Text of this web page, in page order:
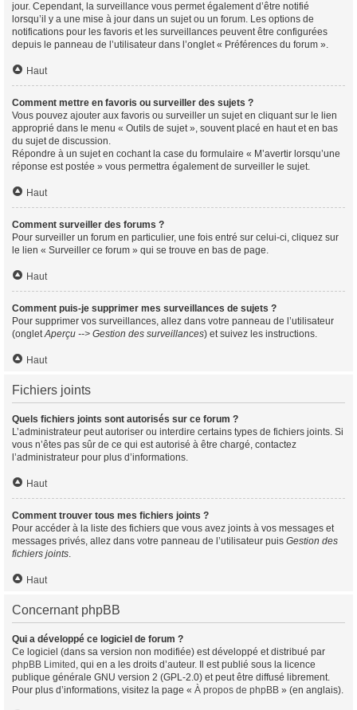
jour. Cependant, la surveillance vous permet également d’être notifié
lorsqu’il y a une mise à jour dans un sujet ou un forum. Les options de
notifications pour les favoris et les surveillances peuvent être configurées
depuis le panneau de l’utilisateur dans l’onglet « Préférences du forum ».
Haut
Comment mettre en favoris ou surveiller des sujets ?
Vous pouvez ajouter aux favoris ou surveiller un sujet en cliquant sur le lien
approprié dans le menu « Outils de sujet », souvent placé en haut et en bas
du sujet de discussion.
Répondre à un sujet en cochant la case du formulaire « M’avertir lorsqu’une
réponse est postée » vous permettra également de surveiller le sujet.
Haut
Comment surveiller des forums ?
Pour surveiller un forum en particulier, une fois entré sur celui-ci, cliquez sur
le lien « Surveiller ce forum » qui se trouve en bas de page.
Haut
Comment puis-je supprimer mes surveillances de sujets ?
Pour supprimer vos surveillances, allez dans votre panneau de l’utilisateur
(ongletAperçu --> Gestion des surveillances) et suivez les instructions.
Haut
Fichiers joints
Quels fichiers joints sont autorisés sur ce forum ?
L’administrateur peut autoriser ou interdire certains types de fichiers joints. Si
vous n’êtes pas sûr de ce qui est autorisé à être chargé, contactez
l’administrateur pour plus d’informations.
Haut
Comment trouver tous mes fichiers joints ?
Pour accéder à la liste des fichiers que vous avez joints à vos messages et
messages privés, allez dans votre panneau de l’utilisateur puis Gestion des
fichiers joints.
Haut
Concernant phpBB
Qui a développé ce logiciel de forum ?
Ce logiciel (dans sa version non modifiée) est développé et distribué par
phpBB Limited , qui en a les droits d’auteur. Il est publié sous la licence
publique générale GNU version 2 (GPL-2.0) et peut être diffusé librement.
Pour plus d’informations, visitez la page « À propos de phpBB » (en anglais).